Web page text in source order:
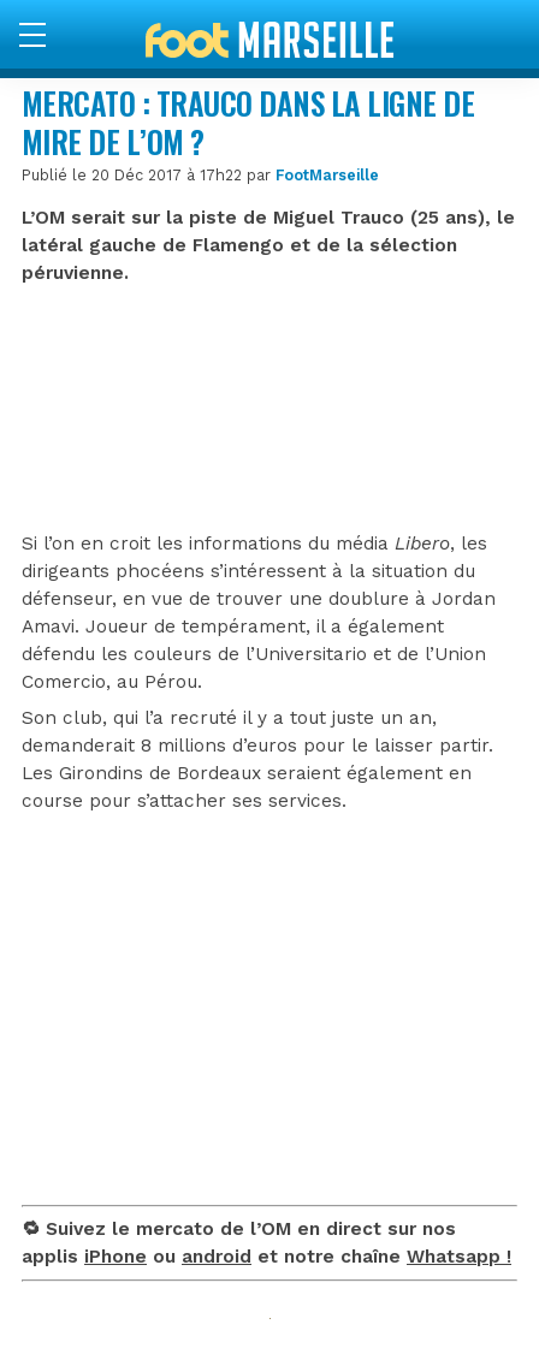
MERCATO : TRAUCO DANS LA LIGNE DE
MIRE DE L’OM ?
Publié le 20 Déc 2017 à 17h22 par FootMarseille
L’OM serait sur la piste de Miguel Trauco (25 ans), le
latéral gauche de Flamengo et de la sélection
péruvienne.
Si l’on en croit les informations du média Libero, les
dirigeants phocéens s’intéressent à la situation du
défenseur, en vue de trouver une doublure à Jordan
Amavi. Joueur de tempérament, il a également
défendu les couleurs de l’Universitario et de l’Union
Comercio, au Pérou.
Son club, qui l’a recruté il y a tout juste un an,
demanderait 8 millions d’euros pour le laisser partir.
Les Girondins de Bordeaux seraient également en
course pour s’attacher ses services.
🔁 Suivez le mercato de l’OM en direct sur nos
applis iPhone ou android et notre chaîne Whatsapp !